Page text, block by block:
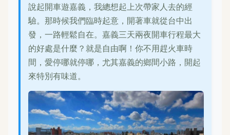
說起開車遊嘉義，我總想起上次帶家人去的經
驗。那時候我們臨時起意，開著車就從台中出
發，一路輕鬆自在。嘉義三天兩夜開車行程最大
的好處是什麼？就是自由啊！你不用趕火車時
間，愛停哪就停哪，尤其嘉義的鄉間小路，開起
來特別有味道。